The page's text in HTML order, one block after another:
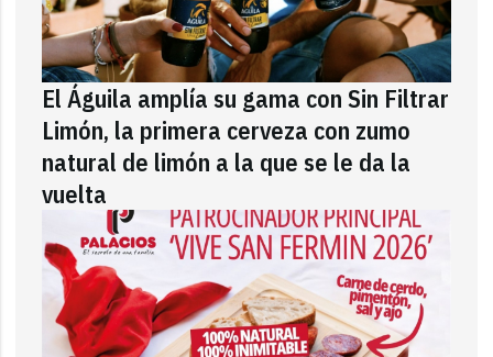
El Águila amplía su gama con Sin Filtrar
Limón, la primera cerveza con zumo
natural de limón a la que se le da la
vuelta